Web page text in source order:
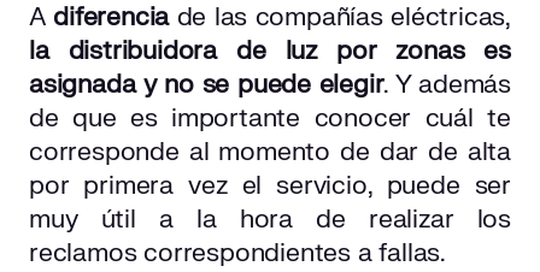
A diferenciade las compañías eléctricas,
la distribuidora de luz por zonas es
asignada y no se puede elegir. Y además
de que es importante conocer cuál te
corresponde al momento de dar de alta
por primera vez el servicio, puede ser
muy útil a la hora de realizar los
reclamos correspondientes a fallas.